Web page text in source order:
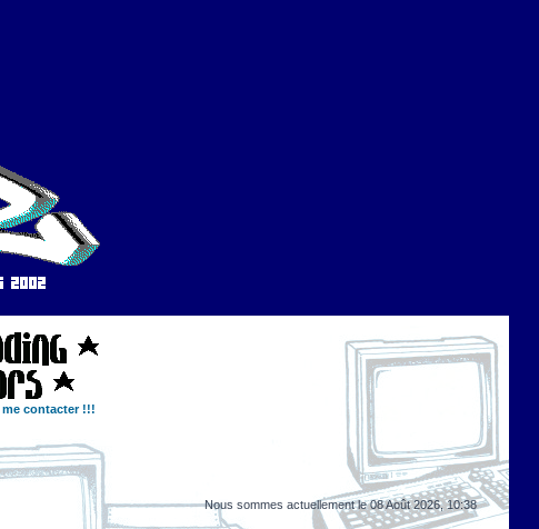
me contacter !!!
Nous sommes actuellement le 08 Août 2026, 10:38